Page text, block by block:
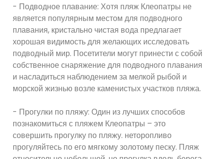
- Подводное плавание: Хотя пляж Клеопатры не
является популярным местом для подводного
плавания, кристально чистая вода предлагает
хорошая видимость для желающих исследовать
подводный мир. Посетители могут принести с собой
собственное снаряжение для подводного плавания
и насладиться наблюдением за мелкой рыбой и
морской жизнью возле каменистых участков пляжа.
- Прогулки по пляжу: Один из лучших способов
познакомиться с пляжем Клеопатры – это
совершить прогулку по пляжу. неторопливо
прогуляйтесь по его мягкому золотому песку. Пляж